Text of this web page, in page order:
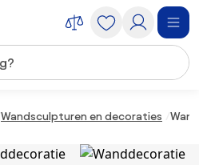
Wandsculpturen en decoraties